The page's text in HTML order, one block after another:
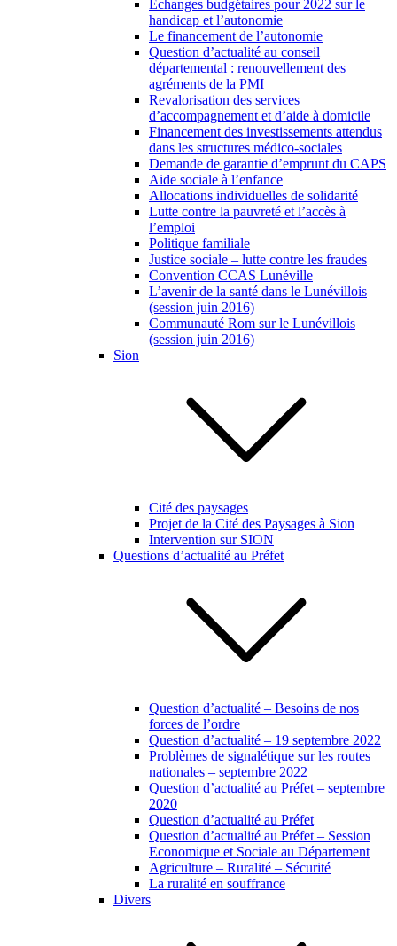
Échanges budgétaires pour 2022 sur le
handicap et l’autonomie
Le financement de l’autonomie
Question d’actualité au conseil
départemental : renouvellement des
agréments de la PMI
Revalorisation des services
d’accompagnement et d’aide à domicile
Financement des investissements attendus
dans les structures médico-sociales
Demande de garantie d’emprunt du CAPS
Aide sociale à l’enfance
Allocations individuelles de solidarité
Lutte contre la pauvreté et l’accès à
l’emploi
Politique familiale
Justice sociale – lutte contre les fraudes
Convention CCAS Lunéville
L’avenir de la santé dans le Lunévillois
(session juin 2016)
Communauté Rom sur le Lunévillois
(session juin 2016)
Sion
Cité des paysages
Projet de la Cité des Paysages à Sion
Intervention sur SION
Questions d’actualité au Préfet
Question d’actualité – Besoins de nos
forces de l’ordre
Question d’actualité – 19 septembre 2022
Problèmes de signalétique sur les routes
nationales – septembre 2022
Question d’actualité au Préfet – septembre
2020
Question d’actualité au Préfet
Question d’actualité au Préfet – Session
Economique et Sociale au Département
Agriculture – Ruralité – Sécurité
La ruralité en souffrance
Divers